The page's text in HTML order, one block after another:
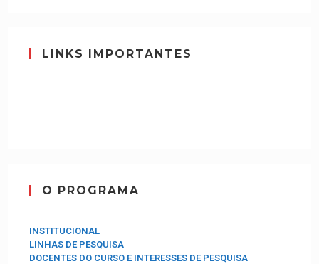
LINKS IMPORTANTES
O PROGRAMA
INSTITUCIONAL
LINHAS DE PESQUISA
DOCENTES DO CURSO E INTERESSES DE PESQUISA